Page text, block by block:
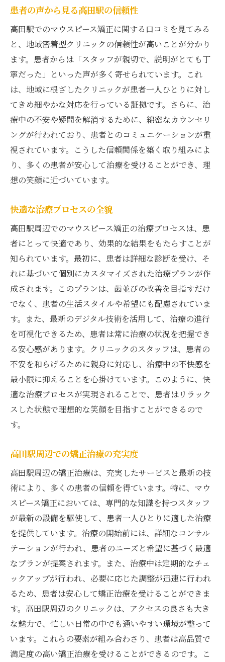
患者の声から見る高田駅の信頼性
高田駅でのマウスピース矯正に関する口コミを見てみる
と、地域密着型クリニックの信頼性が高いことが分かり
ます。患者からは「スタッフが親切で、説明がとても丁
寧だった」といった声が多く寄せられています。これ
は、地域に根ざしたクリニックが患者一人ひとりに対し
てきめ細やかな対応を行っている証拠です。さらに、治
療中の不安や疑問を解消するために、綿密なカウンセリ
ングが行われており、患者とのコミュニケーションが重
視されています。こうした信頼関係を築く取り組みによ
り、多くの患者が安心して治療を受けることができ、理
想の笑顔に近づいています。
快適な治療プロセスの全貌
高田駅周辺でのマウスピース矯正の治療プロセスは、患
者にとって快適であり、効果的な結果をもたらすことが
知られています。最初に、患者は詳細な診断を受け、そ
れに基づいて個別にカスタマイズされた治療プランが作
成されます。このプランは、歯並びの改善を目指すだけ
でなく、患者の生活スタイルや希望にも配慮されていま
す。また、最新のデジタル技術を活用して、治療の進行
を可視化できるため、患者は常に治療の状況を把握でき
る安心感があります。クリニックのスタッフは、患者の
不安を和らげるために親身に対応し、治療中の不快感を
最小限に抑えることを心掛けています。このように、快
適な治療プロセスが実現されることで、患者はリラック
スした状態で理想的な笑顔を目指すことができるので
す。
高田駅周辺での矯正治療の充実度
高田駅周辺の矯正治療は、充実したサービスと最新の技
術により、多くの患者の信頼を得ています。特に、マウ
スピース矯正においては、専門的な知識を持つスタッフ
が最新の設備を駆使して、患者一人ひとりに適した治療
を提供しています。治療の開始前には、詳細なコンサル
テーションが行われ、患者のニーズと希望に基づく最適
なプランが提案されます。また、治療中は定期的なチェ
ックアップが行われ、必要に応じた調整が迅速に行われ
るため、患者は安心して矯正治療を受けることができま
す。高田駅周辺のクリニックは、アクセスの良さも大き
な魅力で、忙しい日常の中でも通いやすい環境が整って
います。これらの要素が組み合わさり、患者は高品質で
満足度の高い矯正治療を受けることができるのです。こ